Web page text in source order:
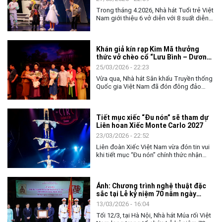
Trong tháng 4.2026, Nhà hát Tuổi trẻ Việt
Nam giới thiệu 6 vở diễn với 8 suất diễn,
phản ánh đời sống và chạm tới nhiều
cung bậc tâm lý đương đại.
Khán giả kín rạp Kim Mã thưởng
thức vở chèo cổ “Lưu Bình – Dương
Lễ”
25/03/2026 - 22:23
Vừa qua, Nhà hát Sân khấu Truyền thống
Quốc gia Việt Nam đã đón đông đảo
Tiết mục xiếc “Đu nón” sẽ tham dự
Liên hoan Xiếc Monte Carlo 2027
23/03/2026 - 22:52
Liên đoàn Xiếc Việt Nam vừa đón tin vui
khi tiết mục “Đu nón” chính thức nhận
Ảnh: Chương trình nghệ thuật đặc
sắc tại Lễ kỷ niệm 70 năm ngày
thành lập Nhà hát Múa rối Việt Nam
13/03/2026 - 16:04
Tối 12/3, tại Hà Nội, Nhà hát Múa rối Việt